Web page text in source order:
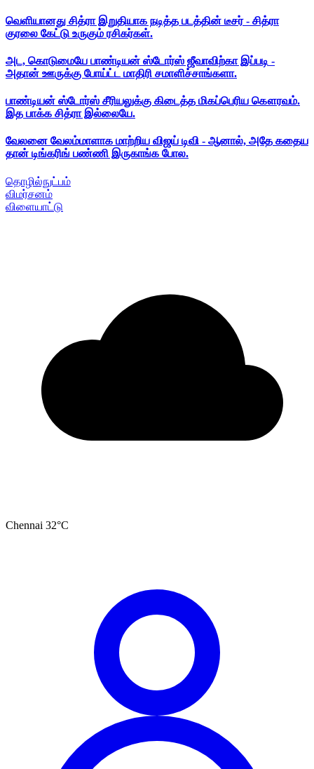
வெளியானது சித்ரா இறுதியாக நடித்த படத்தின் டீசர் - சித்ரா
குரலை கேட்டு உருகும் ரசிகர்கள்.
அட, கொடுமையே பாண்டியன் ஸ்டோர்ஸ் ஜீவாவிற்கா இப்படி -
அதான் ஊருக்கு போய்ட்ட மாதிரி சமாளிச்சாங்களா.
பாண்டியன் ஸ்டோர்ஸ் சீரியலுக்கு கிடைத்த மிகப்பெரிய கௌரவம்.
இத பாக்க சித்ரா இல்லையே.
வேலனை வேலம்மாளாக மாற்றிய விஜய் டிவி - ஆனால், அதே கதைய
தான் டிங்கரிங் பண்ணி இருகாங்க போல.
தொழில்நுட்பம்
விமர்சனம்
விளையாட்டு
Chennai 32°C